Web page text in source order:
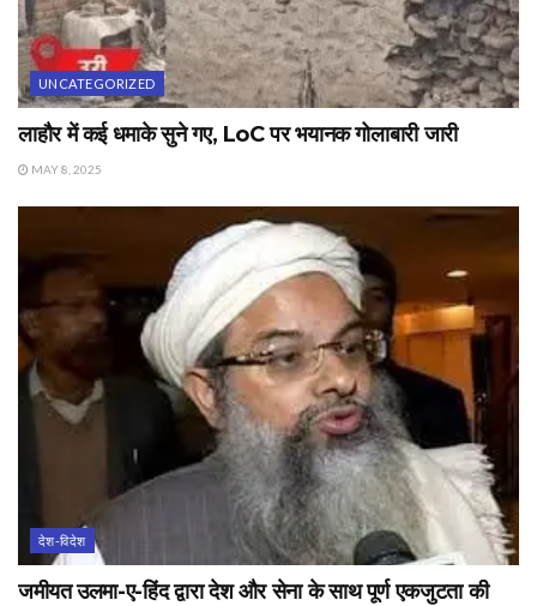
UNCATEGORIZED
लाहौर में कई धमाके सुने गए, LoC पर भयानक गोलाबारी जारी
MAY 8, 2025
देश-विदेश
जमीयत उलमा-ए-हिंद द्वारा देश और सेना के साथ पूर्ण एकजुटता की